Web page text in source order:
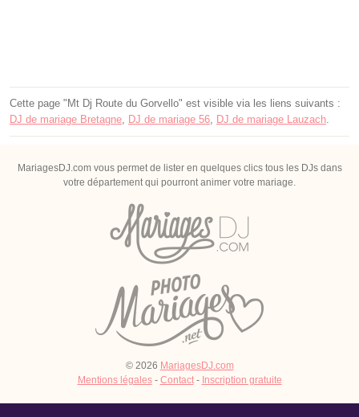
Cette page "Mt Dj Route du Gorvello" est visible via les liens suivants :
DJ de mariage Bretagne
DJ de mariage 56 DJ de mariage Lauzach
MariagesDJ.com vous permet de lister en quelques clics tous les DJs dans
votre département qui pourront animer votre mariage.
© 2026 MariagesDJ.com
Mentions légales- Contact- Inscription gratuite